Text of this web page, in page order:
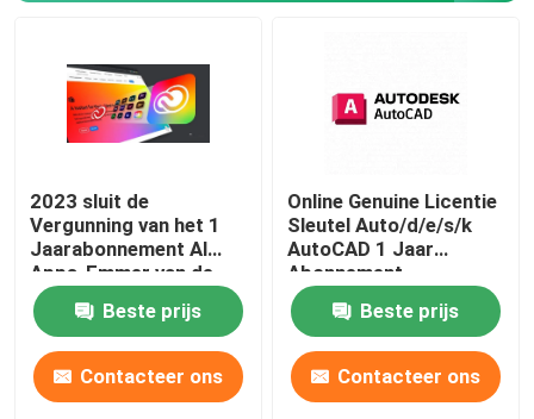
2023 sluit de
Vergunning van het 1
Jaarabonnement Al
Apps-Emmer van de
Softwarefamilie
Beste prijs
Contacteer ons
Online Genuine Licentie
Sleutel Auto/d/e/s/k
AutoCAD 1 Jaar
Abonnement
2024/2023/2022/2021
Voor Windows/Mac/PC
Ontwerpsoftware
Beste prijs
Contacteer ons